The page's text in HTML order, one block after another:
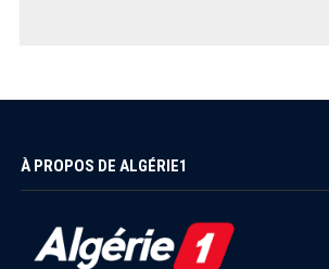
À PROPOS DE ALGÉRIE1